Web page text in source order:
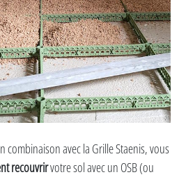
combinaison avec la Grille Staenis, vous
recouvrirvotre sol avec un OSB (ou